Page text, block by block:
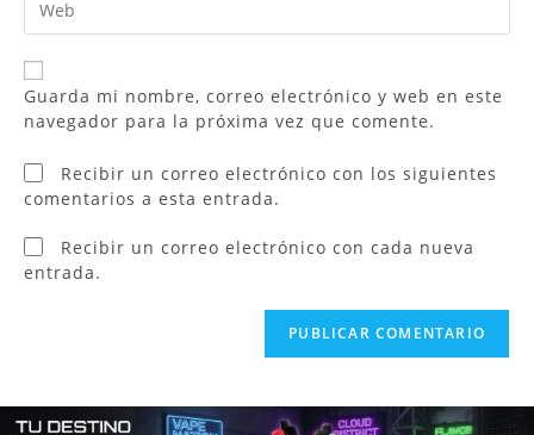
Guarda mi nombre, correo electrónico y web en este
navegador para la próxima vez que comente.
Recibir un correo electrónico con los siguientes
comentarios a esta entrada.
Recibir un correo electrónico con cada nueva
entrada.